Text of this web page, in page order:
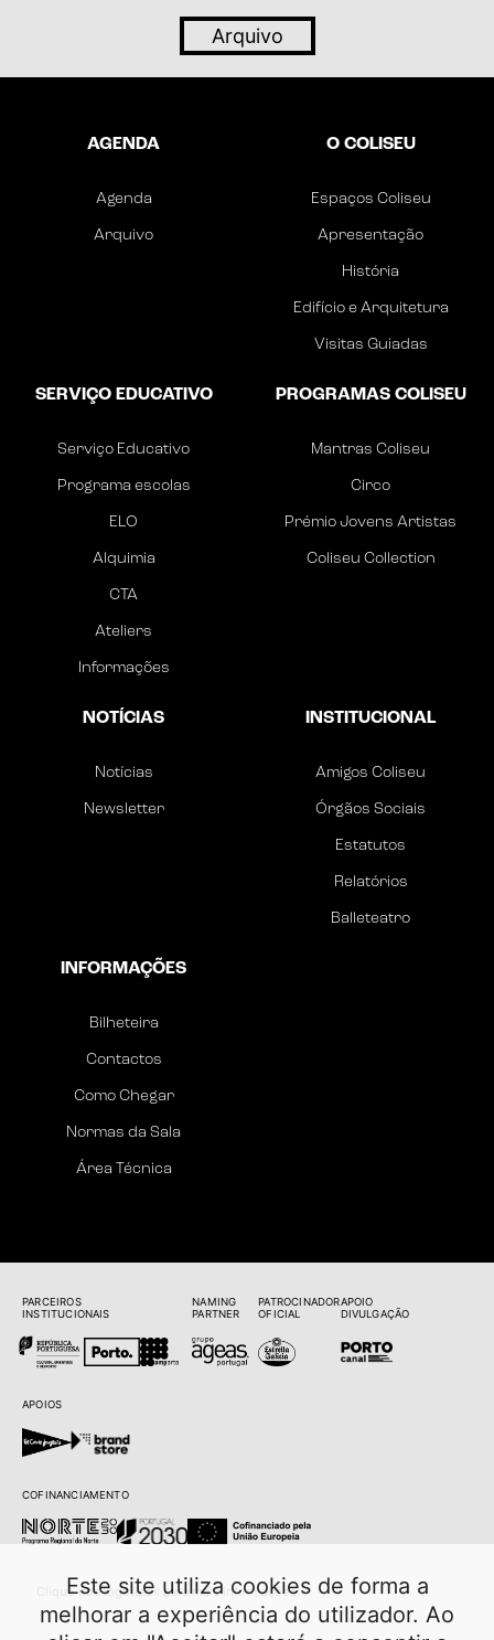
Este site utiliza cookies de forma a
melhorar a experiência do utilizador. Ao
Arquivo
AGENDA
Agenda
Arquivo
O COLISEU
Espaços Coliseu
Apresentação
História
Edifício e Arquitetura
Visitas Guiadas
SERVIÇO EDUCATIVO
Serviço Educativo
Programa escolas
ELO
Alquimia
CTA
Ateliers
Informações
PROGRAMAS COLISEU
Mantras Coliseu
Circo
Prémio Jovens Artistas
Coliseu Collection
NOTÍCIAS
Notícias
Newsletter
INSTITUCIONAL
Amigos Coliseu
Órgãos Sociais
Estatutos
Relatórios
Balleteatro
INFORMAÇÕES
Bilheteira
Contactos
Como Chegar
Normas da Sala
Área Técnica
PARCEIROS
INSTITUCIONAIS
NAMING
PARTNER
PATROCINADOR
OFICIAL
APOIO
DIVULGAÇÃO
APOIOS
COFINANCIAMENTO
Clique nos logótipos para mais informações